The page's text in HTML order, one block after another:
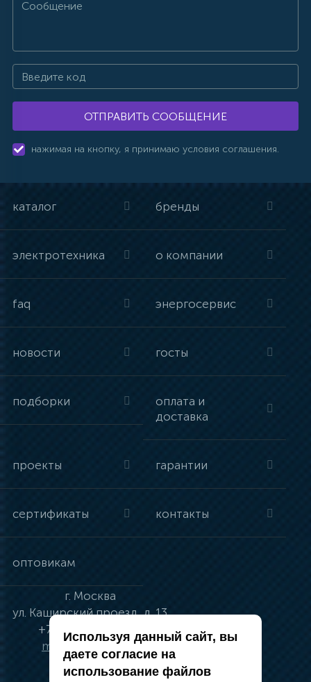
ОТПРАВИТЬ СООБЩЕНИЕ
нажимая на кнопку, я принимаю условия соглашения.
каталог бренды
электротехника о компании
faq энергосервис
новости госты
подборки
оплата и
доставка
проекты гарантии
сертификаты контакты
оптовикам
г. Москва
ул. Каширский проезд, д. 13
+7 (495) 134-41-83
moskva@vincci.ru
Используя данный сайт, вы
даете согласие на
использование файлов